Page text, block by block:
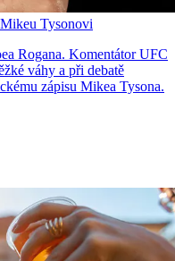
Tysonovi
Rogana. Komentátor UFC
váhy a při debatě
zápisu Mikea Tysona.